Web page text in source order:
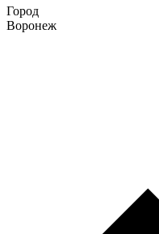
Город
Воронеж